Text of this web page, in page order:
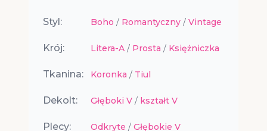
Styl: Boho / Romantyczny / Vintage
Krój: Litera-A / Prosta / Księżniczka
Tkanina: Koronka / Tiul
Dekolt: Głęboki V / kształt V
Plecy: Odkryte / Głębokie V